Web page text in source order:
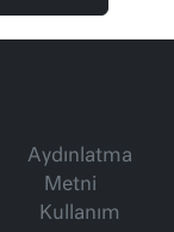
Aydınlatma
Metni
Kullanım